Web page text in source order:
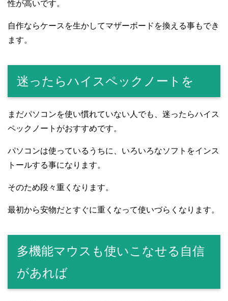
性が高いです。
自作ならケースを生かしてマザーボードを換える事もでき
ます。
迷ったらハイスペックノートを
まだパソコンを使い慣れていない人でも、迷ったらハイス
ペックノートがおすすめです。
パソコンは使っているうちに、いろいろなソフトをインス
トールする事になります。
そのため段々重くなります。
最初から安物だとすぐに重くなって使いづらくなります。
多機能マウスも使いこなせる自信
があれば